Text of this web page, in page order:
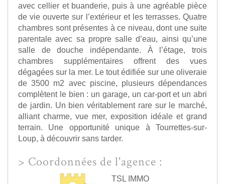
avec cellier et buanderie, puis à une agréable pièce
de vie ouverte sur l’extérieur et les terrasses. Quatre
chambres sont présentes à ce niveau, dont une suite
parentale avec sa propre salle d’eau, ainsi qu’une
salle de douche indépendante. À l’étage, trois
chambres supplémentaires offrent des vues
dégagées sur la mer. Le tout édifiée sur une oliveraie
de 3500 m2 avec piscine, plusieurs dépendances
complètent le bien : un garage, un car-port et un abri
de jardin. Un bien véritablement rare sur le marché,
alliant charme, vue mer, exposition idéale et grand
terrain. Une opportunité unique à Tourrettes-sur-
Loup, à découvrir sans tarder.
> Coordonnées de l'agence :
TSL IMMO